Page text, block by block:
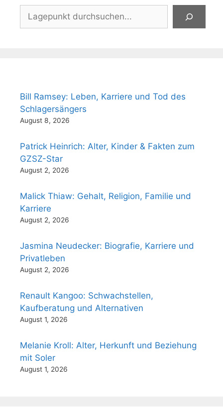
Suchen
Bill Ramsey: Leben, Karriere und Tod des
Schlagersängers
August 8, 2026
Patrick Heinrich: Alter, Kinder & Fakten zum
GZSZ-Star
August 2, 2026
Malick Thiaw: Gehalt, Religion, Familie und
Karriere
August 2, 2026
Jasmina Neudecker: Biografie, Karriere und
Privatleben
August 2, 2026
Renault Kangoo: Schwachstellen,
Kaufberatung und Alternativen
August 1, 2026
Melanie Kroll: Alter, Herkunft und Beziehung
mit Soler
August 1, 2026